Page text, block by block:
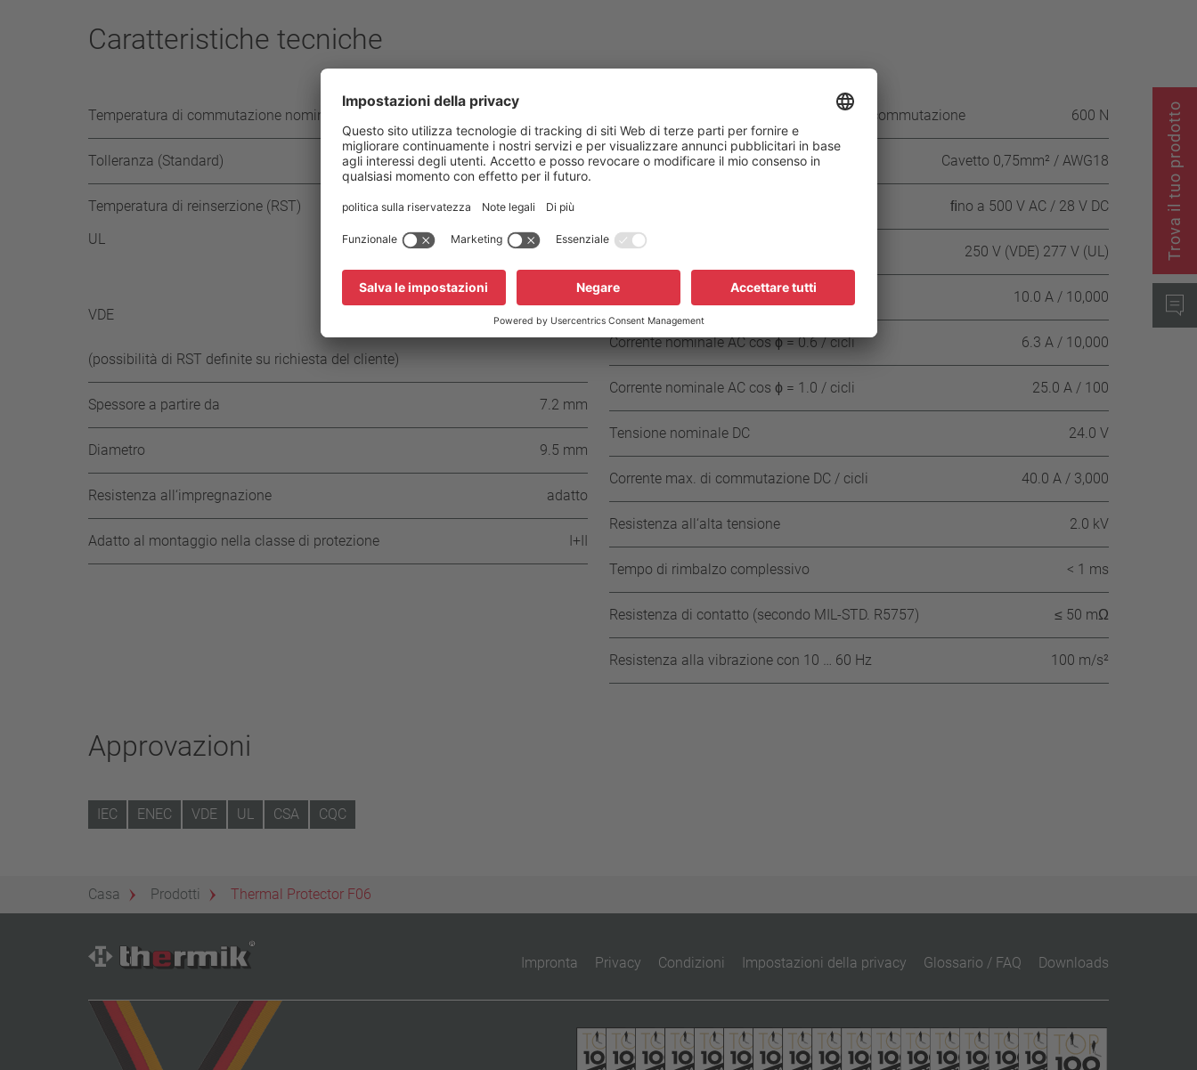
Caratteristiche tecniche
Temperatura di commutazione nominale (NST) in passi da 5°C 70 °C - 200 °C
Tolleranza (Standard) ±5 K
Temperatura di reinserzione (RST)
UL
≥ 35° C (≤ 95° C NST )
-65 K ± 15 K (≥ 185° C ≤ 200° C NST )
VDE
≥ 35 °C
(possibilità di RST definite su richiesta del cliente)
Spessore a partire da 7.2 mm
Diametro 9.5 mm
Resistenza all‘impregnazione adatto
Adatto al montaggio nella classe di protezione I+II
Resistenza alla pressione della scatola di commutazione 600 N
Connessione standard Cavetto 0,75mm² / AWG18
ﬁno a 500 V AC / 28 V DC
Tensione nominale AC 250 V (VDE) 277 V (UL)
Corrente nominale AC cos ϕ = 1.0 / cicli 10.0 A / 10,000
Corrente nominale AC cos ϕ = 0.6 / cicli 6.3 A / 10,000
Corrente nominale AC cos ϕ = 1.0 / cicli 25.0 A / 100
Tensione nominale DC 24.0 V
Corrente max. di commutazione DC / cicli 40.0 A / 3,000
Resistenza all‘alta tensione 2.0 kV
Tempo di rimbalzo complessivo < 1 ms
Resistenza di contatto (secondo MIL-STD. R5757) ≤ 50 mΩ
Resistenza alla vibrazione con 10 … 60 Hz 100 m/s²
Approvazioni
IEC ENEC VDE UL CSA CQC
Casa Prodotti Thermal Protector F06
Impronta Privacy Condizioni Impostazioni della privacy Glossario / FAQ Downloads
Trova il tuo prodotto